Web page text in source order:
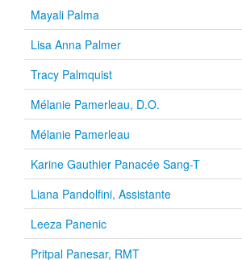
Mayali Palma
Lisa Anna Palmer
Tracy Palmquist
Mélanie Pamerleau, D.O.
Mélanie Pamerleau
Karine Gauthier Panacée Sang-T
Liana Pandolfini, Assistante
Leeza Panenic
Pritpal Panesar, RMT